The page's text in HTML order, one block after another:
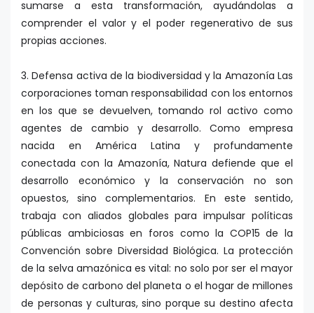
sumarse a esta transformación, ayudándolas a
comprender el valor y el poder regenerativo de sus
propias acciones.
3. Defensa activa de la biodiversidad y la Amazonía Las
corporaciones toman responsabilidad con los entornos
en los que se devuelven, tomando rol activo como
agentes de cambio y desarrollo. Como empresa
nacida en América Latina y profundamente
conectada con la Amazonía, Natura defiende que el
desarrollo económico y la conservación no son
opuestos, sino complementarios. En este sentido,
trabaja con aliados globales para impulsar políticas
públicas ambiciosas en foros como la COP15 de la
Convención sobre Diversidad Biológica. La protección
de la selva amazónica es vital: no solo por ser el mayor
depósito de carbono del planeta o el hogar de millones
de personas y culturas, sino porque su destino afecta